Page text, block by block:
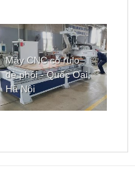
Máy CNC có rulo
đè phôi - Quốc Oai,
Hà Nội